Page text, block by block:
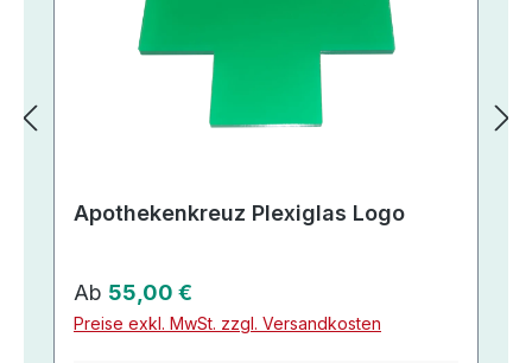
Apothekenkreuz Plexiglas Logo
Regulärer Preis:
Ab 55,00 €
Preise exkl. MwSt. zzgl. Versandkosten